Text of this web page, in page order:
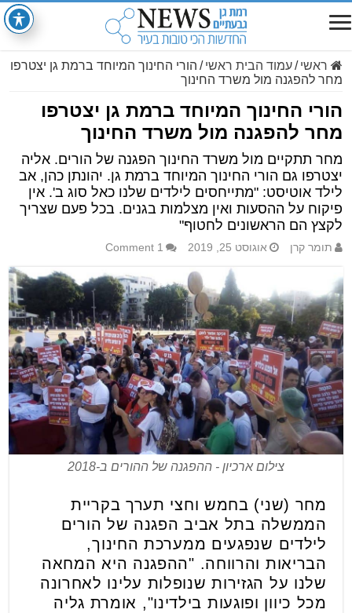
ראשי /עמוד הבית ראשי / הורי החינוך המיוחד ברמת גן יצטרפו
מחר להפגנה מול משרד החינוך
הורי החינוך המיוחד ברמת גן יצטרפו
מחר להפגנה מול משרד החינוך
מחר תתקיים מול משרד החינוך הפגנה של הורים. אליה
יצטרפו גם הורי החינוך המיוחד ברמת גן. יהונתן כהן, אב
לילד אוטיסט: "מתייחסים לילדים שלנו כאל סוג ב'. אין
פיקוח על ההסעות ואין מצלמות בגנים. בכל פעם שצריך
לקצץ הם הראשונים לחטוף"
תומר קרן אוגוסט 25, 2019 1 Comment
צילום ארכיון - ההפגנה של ההורים ב-2018
מחר (שני) בחמש וחצי תערך בקריית
הממשלה בתל אביב הפגנה של הורים
לילדים שנפגעים ממערכת החינוך,
הבריאות והרווחה. "ההפגנה היא המחאה
שלנו על הגזירות שנופלות עלינו לאחרונה
מכל כיוון ופוגעות בילדינו", אומרת גליה